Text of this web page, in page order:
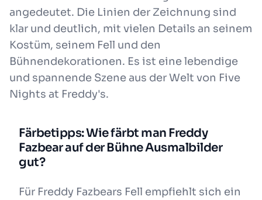
angedeutet. Die Linien der Zeichnung sind
klar und deutlich, mit vielen Details an seinem
Kostüm, seinem Fell und den
Bühnendekorationen. Es ist eine lebendige
und spannende Szene aus der Welt von Five
Nights at Freddy's.
Färbetipps: Wie färbt man Freddy
Fazbear auf der Bühne Ausmalbilder
gut?
Für Freddy Fazbears Fell empfiehlt sich ein